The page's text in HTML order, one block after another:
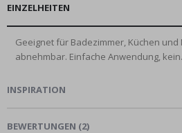
EINZELHEITEN
Geeignet für Badezimmer, Küchen
abnehmbar. Einfache Anwendung,
INSPIRATION
BEWERTUNGEN (2)